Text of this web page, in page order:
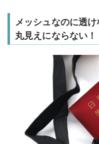
メッシュなのに透
丸見えにならない！